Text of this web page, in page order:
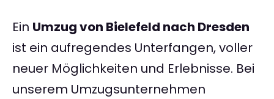
Ein Umzug von Bielefeld nach Dresden
ist ein aufregendes Unterfangen, voller
neuer Möglichkeiten und Erlebnisse. Bei
unserem Umzugsunternehmen